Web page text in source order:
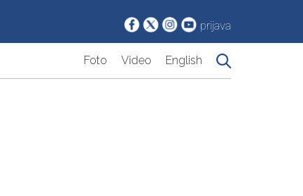
prijava
Foto Video English